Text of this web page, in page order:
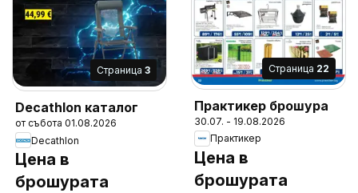
Cтраница 3
Decathlon каталог
от събота 01.08.2026
Decathlon
Цена в
брошурата
Cтраница 22
Практикер брошура
30.07. - 19.08.2026
Практикер
Цена в
брошурата